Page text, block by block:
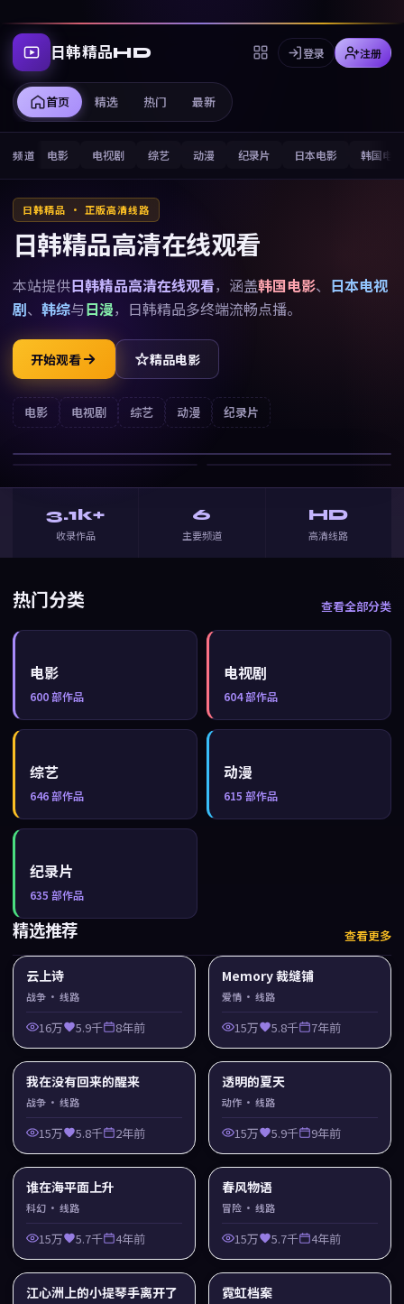
日韩精品HD
首页 精选 热门 最新
登录 注册
频道 电影 电视剧 综艺 动漫 纪录片 日本电影 韩国电影
日韩精品 · 正版高清线路
日韩精品高清在线观看
本站提供日韩精品高清在线观看，涵盖韩国电影、 日本电视
剧、 韩综与日漫， 日韩精品多终端流畅点播。
开始观看 精品电影
电影 电视剧 综艺 动漫 纪录片
云上诗
战争· ⭐7.0
3.1k+
收录作品
6
主要频道
HD
高清线路
热门分类 查看全部分类
电影
600部作品
电视剧
604部作品
综艺
646部作品
动漫
615 部作品
纪录片
635 部作品
精选推荐 查看更多
云上诗
战争 · 线路
16万 5.9千 8年前
Memory 裁缝铺
爱情 · 线路
15万 5.8千 7年前
我在没有回来的醒来
战争 · 线路
15万 5.8千 2年前
透明的夏天
动作 · 线路
15万 5.9千 9年前
谁在海平面上升
科幻 · 线路
15万 5.7千 4年前
春风物语
冒险 · 线路
15万 5.7千 4年前
江心洲上的小提琴手离开了 霓虹档案